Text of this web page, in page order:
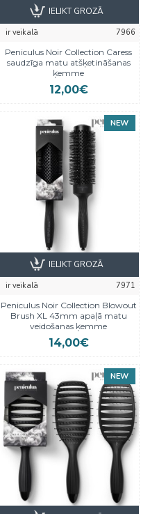
ir veikalā
7966
Peniculus Noir Collection Caress
saudzīga matu atšķetināšanas
ķemme
12,00€
IELIKT GROZĀ
NEW
ir veikalā
7971
Peniculus Noir Collection Blowout
Brush XL 43mm apaļā matu
veidošanas ķemme
14,00€
IELIKT GROZĀ
NEW